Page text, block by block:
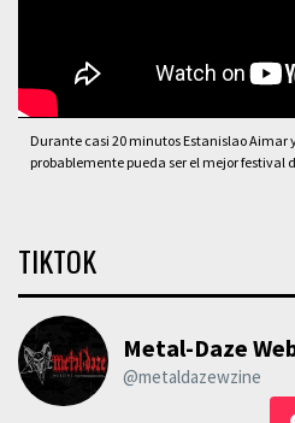
Durante casi 20 minutos Estanislao Aimar
probablemente pueda ser el mejor festival
TIKTOK
Metal-Daze
@metaldazewzine